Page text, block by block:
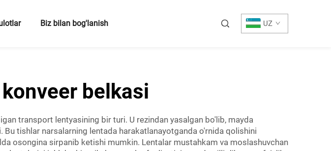
Biz bilan bog'lanish UZ
belkasi
transport lentyasining bir turi. U rezindan yasalgan bo'lib, mayda
tishlar narsalarning lentada harakatlanayotganda o'rnida qolishini
osongina sirpanib ketishi mumkin. Lentalar mustahkam va moslashuvchan